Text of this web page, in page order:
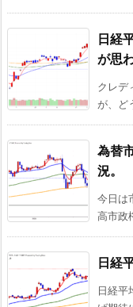
日経
が思
クレデ
が、ど
為替
況。
今日は
高市政
日経
日経平